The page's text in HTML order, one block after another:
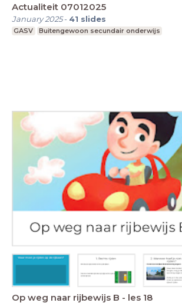
Actualiteit 07012025
January 2025- 41 slides
GASV Buitengewoon secundair onderwijs
Op weg naar rijbewijs B - les 18